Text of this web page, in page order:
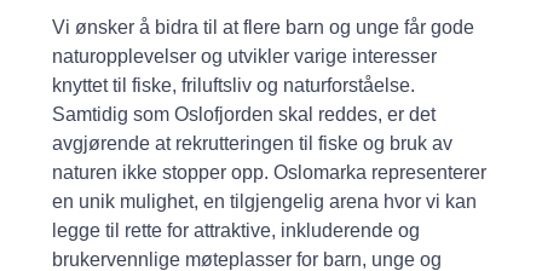
Vi ønsker å bidra til at flere barn og unge får gode
naturopplevelser og utvikler varige interesser
knyttet til fiske, friluftsliv og naturforståelse.
Samtidig som Oslofjorden skal reddes, er det
avgjørende at rekrutteringen til fiske og bruk av
naturen ikke stopper opp. Oslomarka representerer
en unik mulighet, en tilgjengelig arena hvor vi kan
legge til rette for attraktive, inkluderende og
brukervennlige møteplasser for barn, unge og